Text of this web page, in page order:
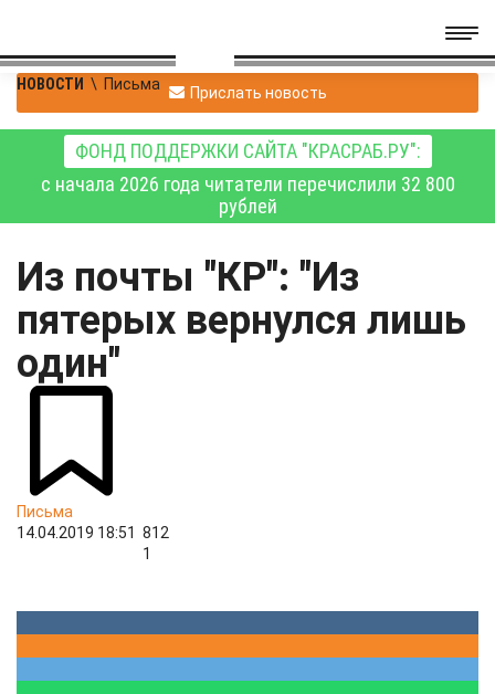
НОВОСТИ \ Письма Прислать новость
ФОНД ПОДДЕРЖКИ САЙТА "КРАСРАБ.РУ":
с начала 2026 года читатели перечислили 32 800
рублей
Из почты "КР": "Из
пятерых вернулся лишь
один"
Письма
14.04.2019 18:51 812
1